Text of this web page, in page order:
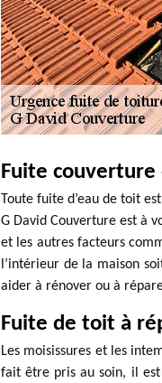
Fuite
Toute fuite d’eau de toit
G David Couverture est à
et les autres facteurs
l’intérieur de la maison
aider à rénover ou à
Fuite de toit à
Les moisissures et les
fait être pris au soin, il est